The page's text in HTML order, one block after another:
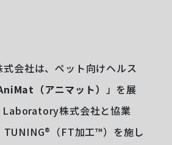
会社は、ペット向けヘルス
（アニマット） 」を展
株式会社と協業
TUNING®︎（FT加工™︎）を施し